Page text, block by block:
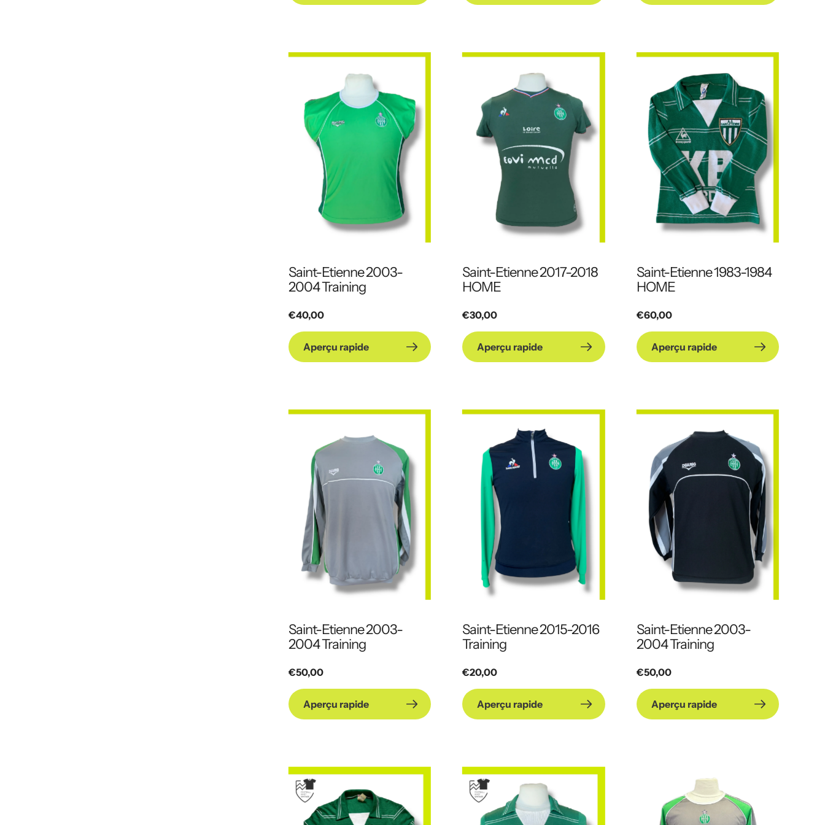
Saint-Etienne 2003-
2004 Training
Prix
habituel
€40,00
Aperçu rapide
Saint-Etienne 2017-2018
HOME
Prix
habituel
€30,00
Aperçu rapide
Saint-Etienne 1983-1984
HOME
Prix
habituel
€60,00
Aperçu rapide
Saint-Etienne 2003-
2004 Training
Prix
habituel
€50,00
Aperçu rapide
Saint-Etienne 2015-2016
Training
Prix
habituel
€20,00
Aperçu rapide
Saint-Etienne 2003-
2004 Training
Prix
habituel
€50,00
Aperçu rapide